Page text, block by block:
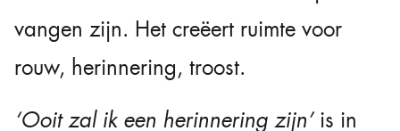
vangen zijn. Het creëert ruimte voor
rouw, herinnering, troost.
‘Ooit zal ik een herinnering zijn’is in